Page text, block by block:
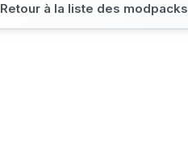
Retour à la liste des modpacks